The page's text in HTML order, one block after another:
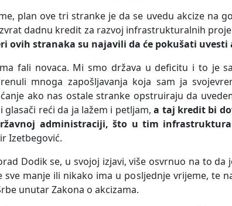
plan ove tri stranke je da se uvedu akcize na
dadnu kredit za razvoj infrastrukturalnih
ovih stranaka su najavili da će pokušati uvesti
fali novaca. Mi smo država u deficitu i to je
mnoga zapošljavanja koja sam ja
ako nas ostale stranke opstruiraju da
glasači reći da ja lažem i petljam,a taj kredit bi
administraciji, što u tim
Izetbegović.
Dodik se, u svojoj izjavi, više osvrnuo na to da
sve manje ili nikako ima u posljednje vrijeme, te
unutar Zakona o akcizama.